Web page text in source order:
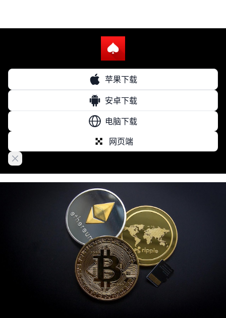
苹果下载
安卓下载
电脑下载
网页端
Close banner